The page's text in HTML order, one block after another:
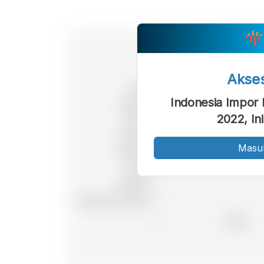
Indonesia Impor
2022,